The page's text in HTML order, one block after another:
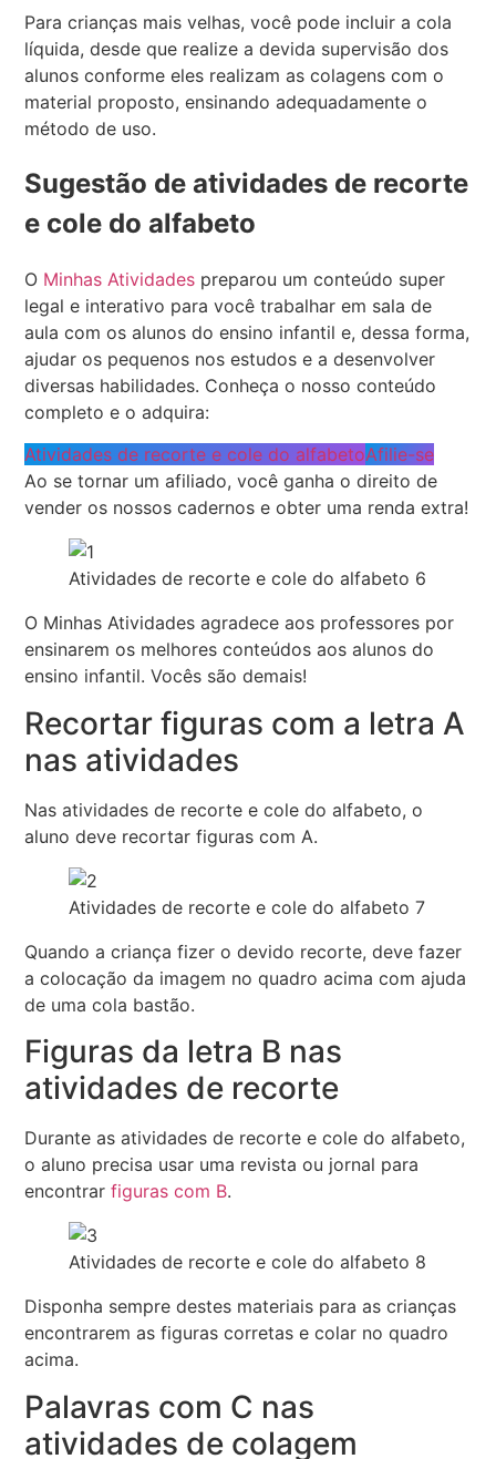
Para crianças mais velhas, você pode incluir a cola
líquida, desde que realize a devida supervisão dos
alunos conforme eles realizam as colagens com o
material proposto, ensinando adequadamente o
método de uso.
Sugestão de atividades de recorte
e cole do alfabeto
O Minhas Atividades preparou um conteúdo super
legal e interativo para você trabalhar em sala de
aula com os alunos do ensino infantil e, dessa forma,
ajudar os pequenos nos estudos e a desenvolver
diversas habilidades. Conheça o nosso conteúdo
completo e o adquira:
Atividades de recorte e cole do alfabetoAfilie-se
Ao se tornar um afiliado, você ganha o direito de
vender os nossos cadernos e obter uma renda extra!
Atividades de recorte e cole do alfabeto 6
O Minhas Atividades agradece aos professores por
ensinarem os melhores conteúdos aos alunos do
ensino infantil. Vocês são demais!
Recortar figuras com a letra A
nas atividades
Nas atividades de recorte e cole do alfabeto, o
aluno deve recortar figuras com A.
Atividades de recorte e cole do alfabeto 7
Quando a criança fizer o devido recorte, deve fazer
a colocação da imagem no quadro acima com ajuda
de uma cola bastão.
Figuras da letra B nas
atividades de recorte
Durante as atividades de recorte e cole do alfabeto,
o aluno precisa usar uma revista ou jornal para
encontrarfiguras com B.
Atividades de recorte e cole do alfabeto 8
Disponha sempre destes materiais para as crianças
encontrarem as figuras corretas e colar no quadro
acima.
Palavras com C nas
atividades de colagem